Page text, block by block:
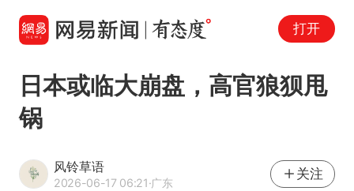
打开
日本或临大崩盘，高官狼狈甩
锅
风铃草语
2026-06-17 06:21·广东
关注